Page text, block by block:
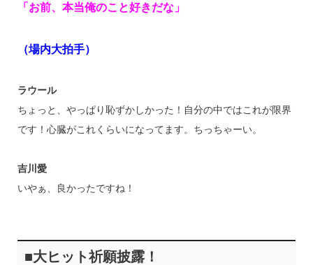
「お前、本当俺のこと好きだな」
（場内大拍手）
ラウール
ちょっと、やっぱり恥ずかしかった！自分の中ではこれが限界
です！心臓がこれくらいになってます。ちっちゃーい。
吉川愛
いやぁ、良かったですね！
■大ヒット祈願披露！